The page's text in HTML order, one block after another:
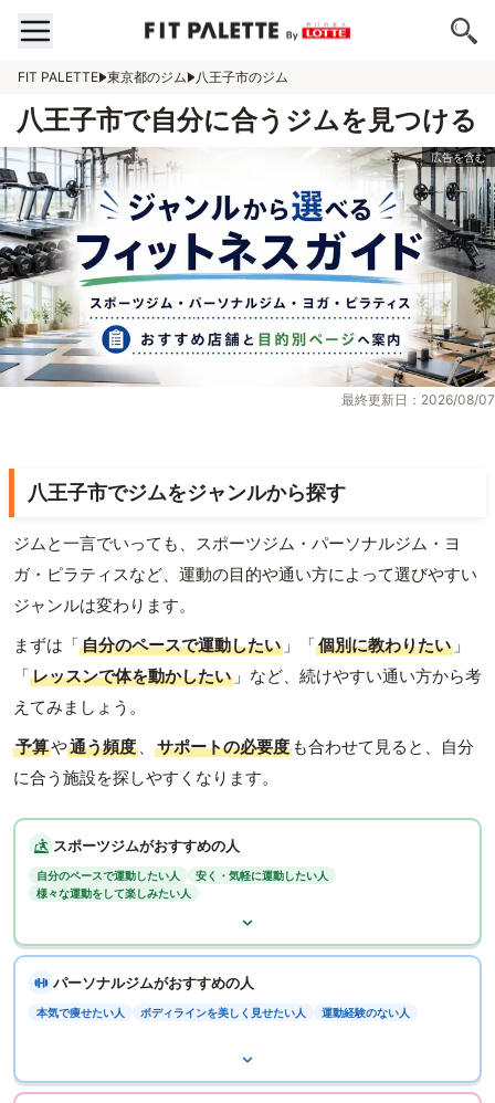
FIT PALETTE 東京都のジム 八王子市のジム
八王子市で自分に合うジムを見つける
最終更新日：2026/08/07
八王子市でジムをジャンルから探す
ジムと一言でいっても、スポーツジム・パーソナルジム・ヨ
ガ・ピラティスなど、運動の目的や通い方によって選びやすい
ジャンルは変わります。
まずは「自分のペースで運動したい 」「個別に教わりたい 」
「レッスンで体を動かしたい 」など、続けやすい通い方から考
えてみましょう。
予算や通う頻度 、 サポートの必要度 も合わせて見ると、自分
に合う施設を探しやすくなります。
スポーツジムがおすすめの人
自分のペースで運動したい人
安く・気軽に運動したい人
様々な運動をして楽しみたい人
パーソナルジムがおすすめの人
本気で痩せたい人 ボディラインを美しく見せたい人 運動経験のない人